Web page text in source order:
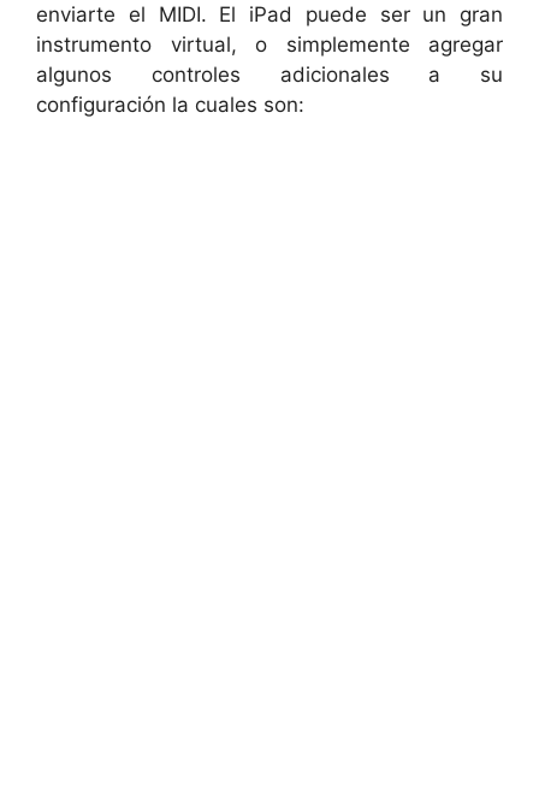
enviarte el MIDI. El iPad puede ser un gran
instrumento virtual, o simplemente agregar
algunos controles adicionales a su
configuración la cuales son: